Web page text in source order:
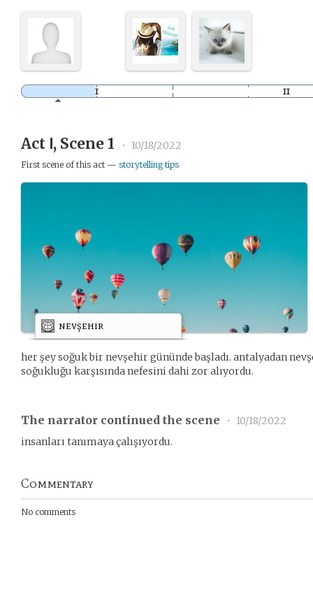
Act Ⅰ, Scene 1 • 10/18/2022
First scene of this act — storytelling tips
nevşehir
her şey soğuk bir nevşehir gününde başladı. antalyadan
soğukluğu karşısında nefesini dahi zor alıyordu.
The narrator continued the scene •
10/18/2022
insanları tanımaya çalışıyordu.
Commentary
No comments